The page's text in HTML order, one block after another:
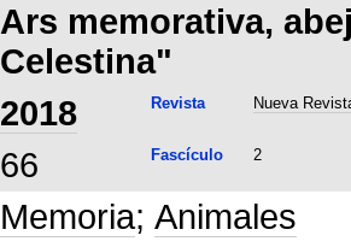
Ars memorativa,
Celestina"
2018 Revista Nueva
66 Fascículo 2
Memoria; Animales